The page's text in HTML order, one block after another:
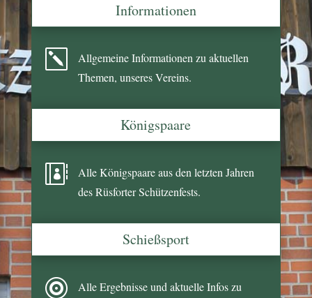
Informationen
k
Allgemeine Informationen zu aktuellen
Themen, unseres Vereins.
Königspaare

Alle Königspaare aus den letzten Jahren
des Rüsforter Schützenfests.
Schießsport

Alle Ergebnisse und aktuelle Infos zu